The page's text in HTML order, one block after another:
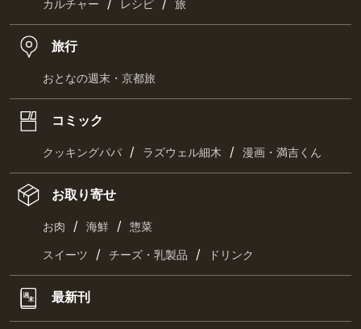
カルチャー レシピ 旅
旅行
おとなの週末・京都旅
コミック
クッキングパパ / ラズウェル細木 / 漫画・満吉くん
お取り寄せ
お肉 / 海鮮 / 惣菜
スイーツ / チーズ・乳製品 / ドリンク
最新刊